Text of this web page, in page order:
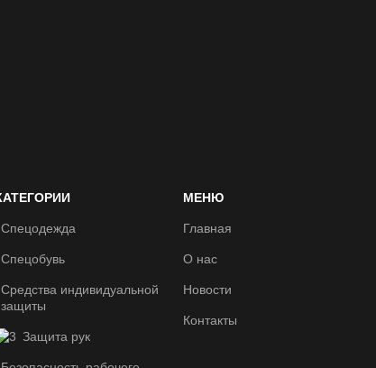
Спецодежда
Спецобувь
Средства индивидуальной
защиты
Защита рук
МЕНЮ
Главная
О нас
Новости
Контакты